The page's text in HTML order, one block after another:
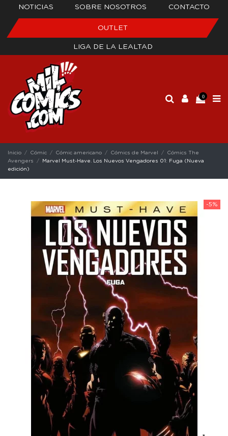
NOTICIAS SOBRE NOSOTROS CONTACTO
OUTLET
LIGA DE LA LEALTAD
0
Inicio Cómic Cómic americano Cómics de Marvel
Cómics The
Avengers
Marvel Must-Have. Los Nuevos Vengadores 01: Fuga (Nueva
edición)
-5%